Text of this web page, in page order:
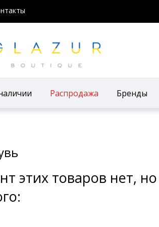
Распродажа Бренды
этих товаров нет,